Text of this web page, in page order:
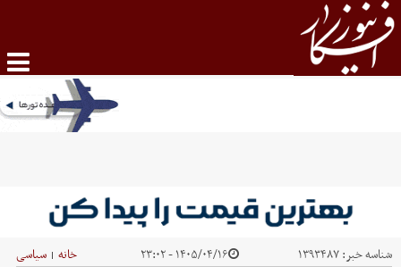
شناسه خبر:۱۳۹۳۴۸۷ ۱۴۰۵/۰۴/۱۶ - ۲۳:۰۲ خانه | سیاسی